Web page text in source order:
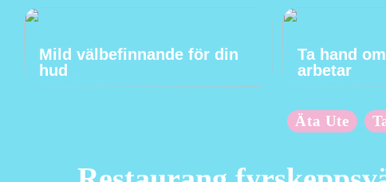
Mild välbefinnande för din
hud
Ta hand
arbetar
Äta Ute